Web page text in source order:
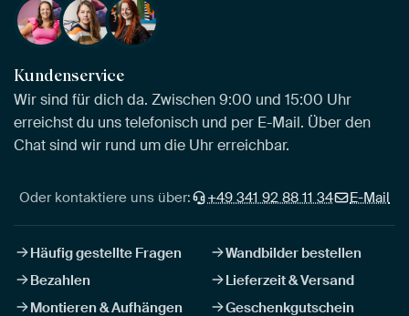
Kundenservice
Wir sind für dich da. Zwischen 9:00 und 15:00 Uhr
erreichst du uns telefonisch und per E-Mail. Über den
Chat sind wir rund um die Uhr erreichbar.
Oder kontaktiere uns über: +49 341 92 88 11 34 E-Mail
Häufig gestellte Fragen
Wandbilder bestellen
Bezahlen
Lieferzeit & Versand
Montieren & Aufhängen
Geschenkgutschein